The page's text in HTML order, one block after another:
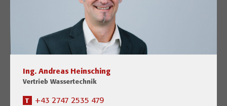
Ing. Andreas Heinsching
Vertrieb Wassertechnik
T +43 2747 2535 479